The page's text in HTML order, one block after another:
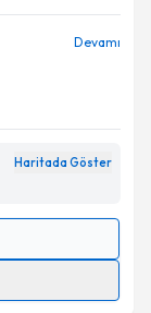
Devamı
Haritada Göster